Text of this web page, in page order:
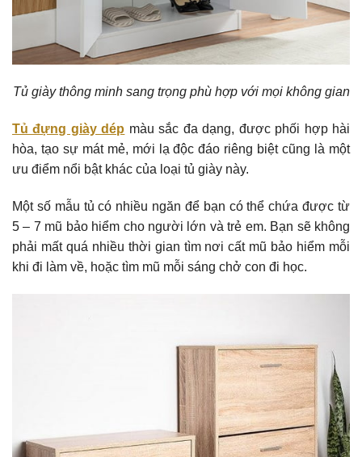
Tủ giày thông minh sang trọng phù hợp với mọi không gian
Tủ đựng giày dép màu sắc đa dạng, được phối hợp hài
hòa, tạo sự mát mẻ, mới lạ độc đáo riêng biệt cũng là một
ưu điểm nổi bật khác của loại tủ giày này.
Một số mẫu tủ có nhiều ngăn để bạn có thể chứa được từ
5 – 7 mũ bảo hiểm cho người lớn và trẻ em. Bạn sẽ không
phải mất quá nhiều thời gian tìm nơi cất mũ bảo hiểm mỗi
khi đi làm về, hoặc tìm mũ mỗi sáng chở con đi học.